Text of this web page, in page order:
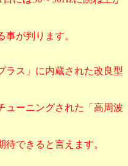
が判ります。
ラス」に内蔵された改良型
ューニングされた「高周波
できると言えます。